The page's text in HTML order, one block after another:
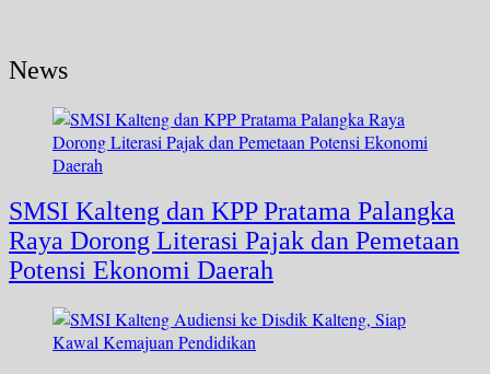
News
SMSI Kalteng dan KPP Pratama Palangka
Raya Dorong Literasi Pajak dan Pemetaan
Potensi Ekonomi Daerah